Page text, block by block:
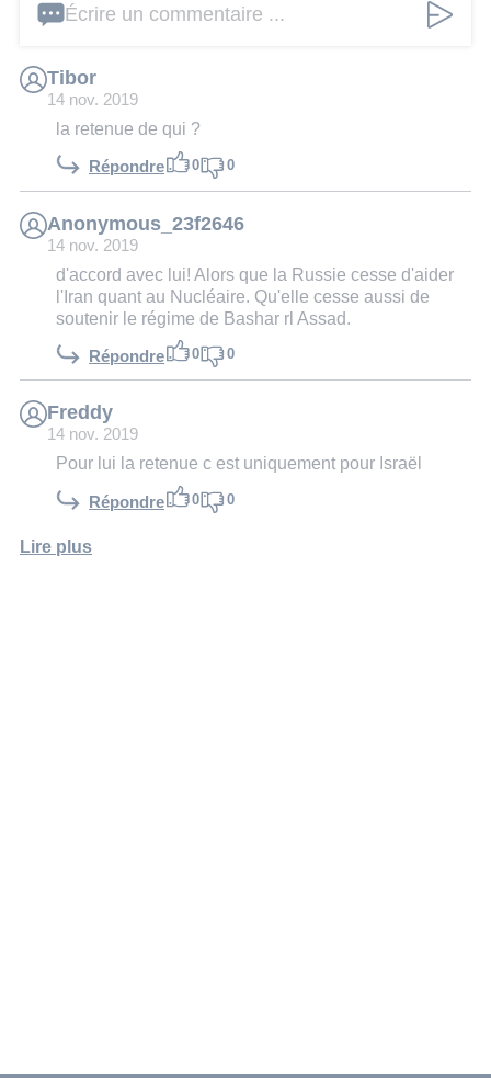
Écrire un commentaire ...
Tibor
14 nov. 2019
la retenue de qui ?
Répondre 0 0
Anonymous_23f2646
14 nov. 2019
d'accord avec lui! Alors que la Russie cesse d'aider
l'Iran quant au Nucléaire. Qu'elle cesse aussi de
soutenir le régime de Bashar rl Assad.
Répondre 0 0
Freddy
14 nov. 2019
Pour lui la retenue c est uniquement pour Israël
Répondre 0 0
Lire plus